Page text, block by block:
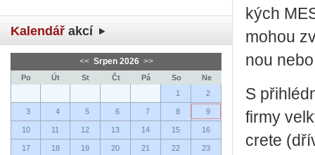
Kalendář akcí
<< Srpen 2026 >>
Po Út St Čt Pá So
Ne
1
2
3 4 5 6 7 8 9
10 11 12 13 14 15 16
17 18 19 20 21 22 23
kých
mohou
nou
S
firmy
cre­te